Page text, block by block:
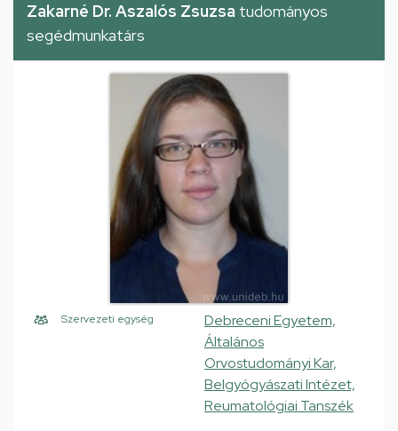
Zakarné Dr. Aszalós Zsuzsa tudományos
segédmunkatárs
Szervezeti egység
Debreceni Egyetem,
Általános
Orvostudományi Kar,
Belgyógyászati Intézet,
Reumatológiai Tanszék